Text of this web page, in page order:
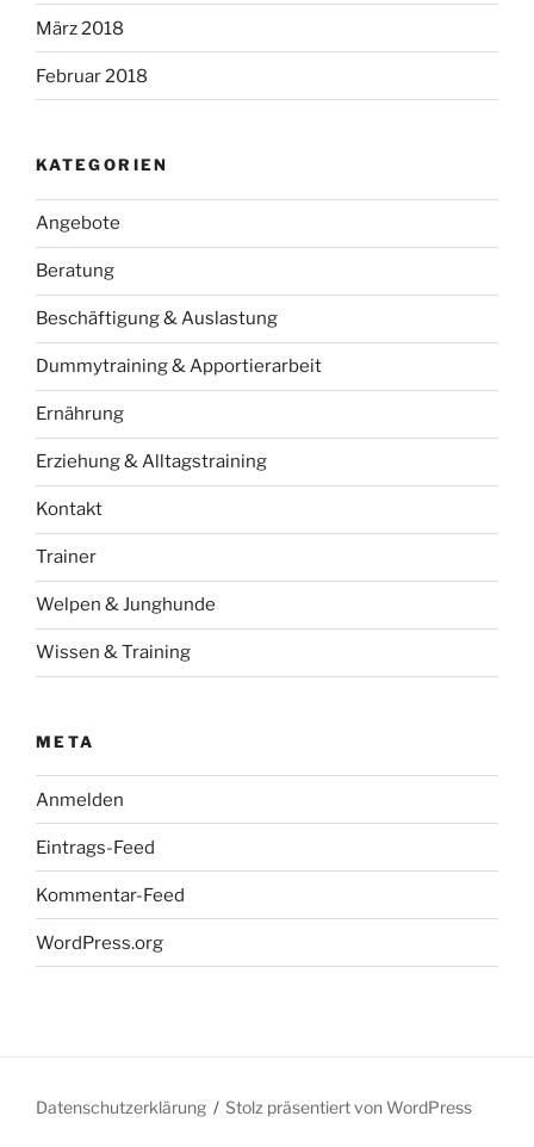
März 2018
Februar 2018
KATEGORIEN
Angebote
Beratung
Beschäftigung & Auslastung
Dummytraining & Apportierarbeit
Ernährung
Erziehung & Alltagstraining
Kontakt
Trainer
Welpen & Junghunde
Wissen & Training
META
Anmelden
Eintrags-Feed
Kommentar-Feed
WordPress.org
Datenschutzerklärung Stolz präsentiert von WordPress